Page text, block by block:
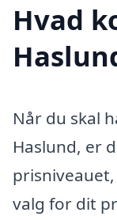
Hvad
Når du skal
Haslund, er
valg for dit